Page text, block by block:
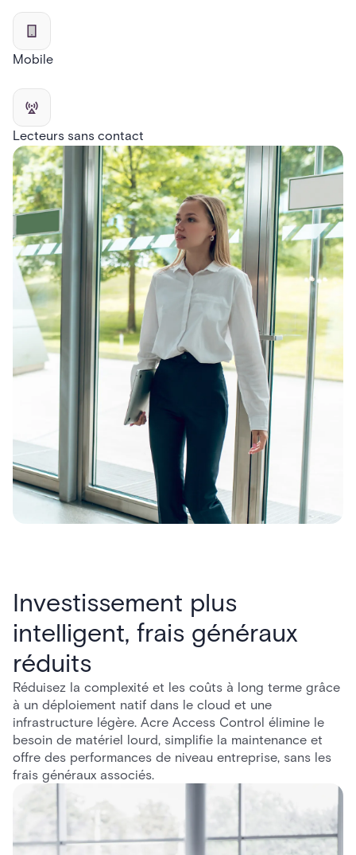
Mobile
Lecteurs sans contact
Investissement plus
intelligent, frais généraux
réduits
Réduisez la complexité et les coûts à long terme grâce
à un déploiement natif dans le cloud et une
infrastructure légère. Acre Access Control élimine le
besoin de matériel lourd, simplifie la maintenance et
offre des performances de niveau entreprise, sans les
frais généraux associés.